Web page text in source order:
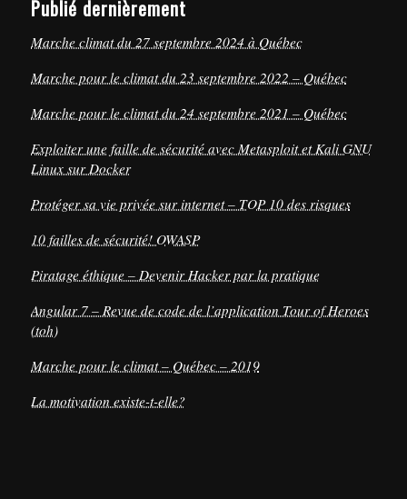
Publié dernièrement
Marche climat du 27 septembre 2024 à Québec
Marche pour le climat du 23 septembre 2022 – Québec
Marche pour le climat du 24 septembre 2021 – Québec
Exploiter une faille de sécurité avec Metasploit et Kali GNU
Linux sur Docker
Protéger sa vie privée sur internet – TOP 10 des risques
10 failles de sécurité! OWASP
Piratage éthique – Devenir Hacker par la pratique
Angular 7 – Revue de code de l’application Tour of Heroes
(toh)
Marche pour le climat – Québec – 2019
La motivation existe-t-elle?